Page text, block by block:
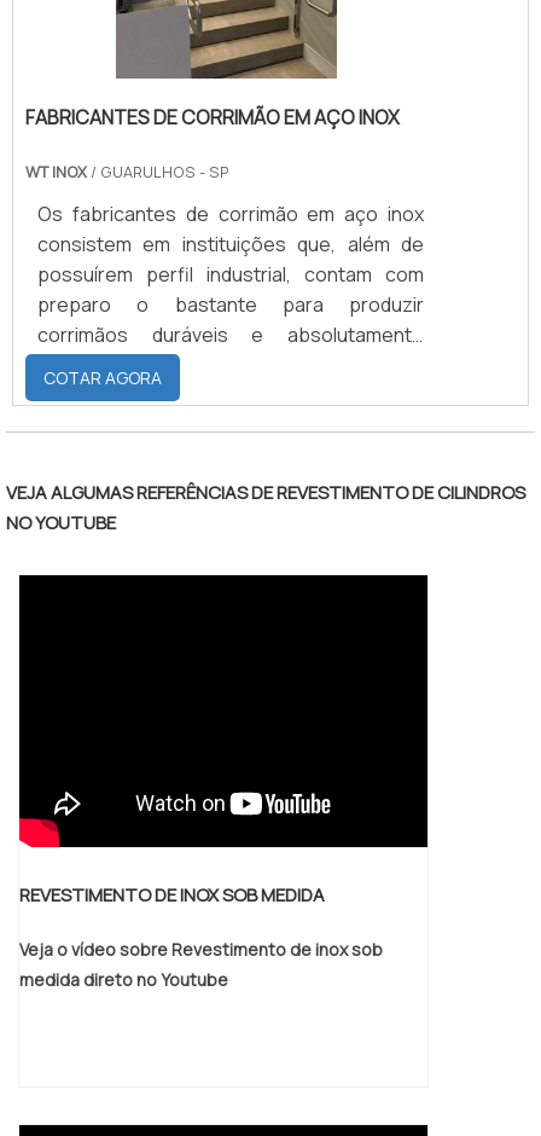
FABRICANTES DE CORRIMÃO EM AÇO INOX
WT INOX / GUARULHOS - SP
Os fabricantes de corrimão em aço inox
consistem em instituições que, além de
possuírem perfil industrial, contam com
preparo o bastante para produzir
corrimãos duráveis e absolutamente
completos em termos estruturais. Também
vale ressaltar que os corrimãos de aço
inoxidável podem se dividir em basicamente
atrelado à construção de escadas, o
segundo é normalmente instalado de forma
e utilidades do corrimãoNo que diz.
COTAR AGORA
VEJA ALGUMAS REFERÊNCIAS DE REVESTIMENTO DE CILINDROS
NO YOUTUBE
REVESTIMENTO DE INOX SOB MEDIDA
Veja o vídeo sobre Revestimento de inox sob
medida direto no Youtube